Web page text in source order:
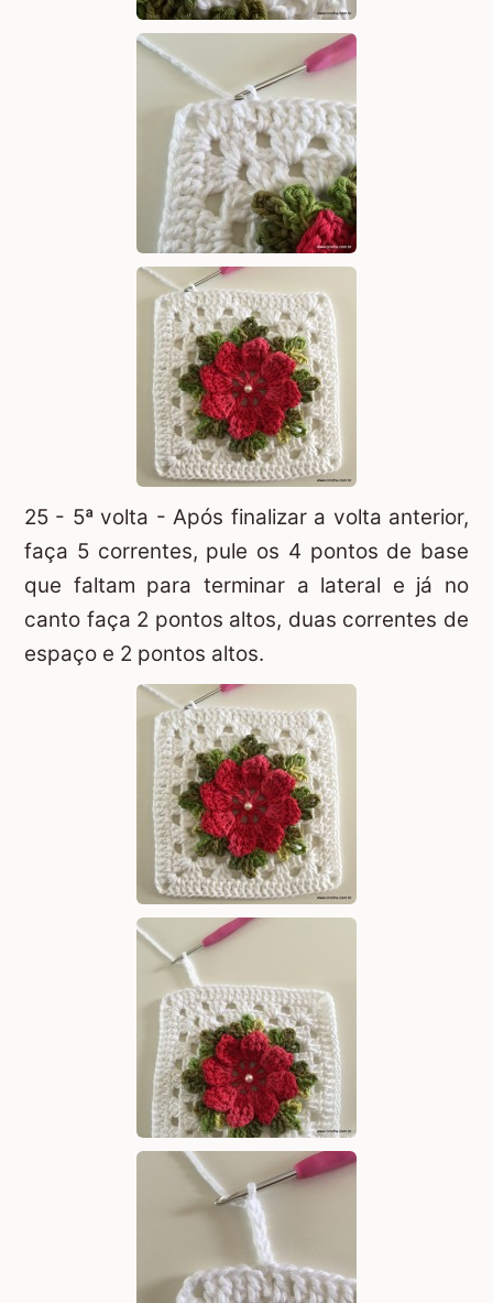
25 - 5ª volta - Após finalizar a volta anterior,
faça 5 correntes, pule os 4 pontos de base
que faltam para terminar a lateral e já no
canto faça 2 pontos altos, duas correntes de
espaço e 2 pontos altos.